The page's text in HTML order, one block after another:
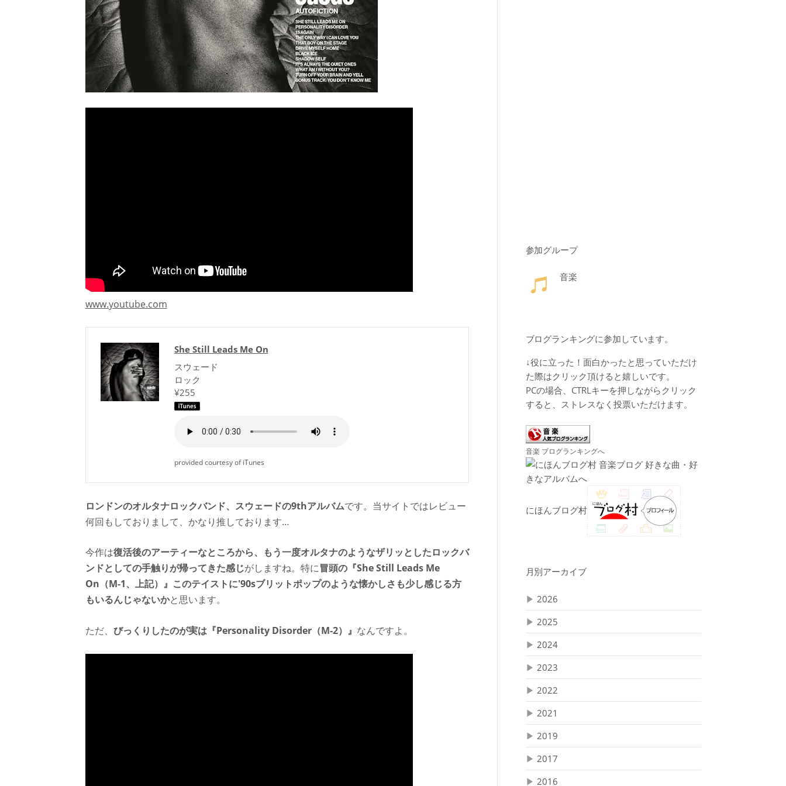
www.youtube.com
She Still Leads Me On
スウェード
ロック
¥255
provided courtesy of iTunes
ロンドンのオルタナロックバンド、スウェードの9thアルバムです。当サイトではレビュー
何回もしておりまして、かなり推しております…
今作は復活後のアーティーなところから、もう一度オルタナのようなザリッとしたロックバ
ンドとしての手触りが帰ってきた感じがしますね。特に冒頭の『She Still Leads Me
On（M-1、上記）』このテイストに'90sブリットポップのような懐かしさも少し感じる方
もいるんじゃないかと思います。
ただ、 びっくりしたのが実は『Personality Disorder（M-2）』 なんですよ。
参加グループ
音楽
ブログランキングに参加しています。
↓役に立った！面白かったと思っていただけ
た際はクリック頂けると嬉しいです。
PCの場合、CTRLキーを押しながらクリック
すると、ストレスなく投票いただけます。
音楽 ブログランキングへ
にほんブログ村
月別アーカイブ
▶ 2026
▶ 2025
▶ 2024
▶ 2023
▶ 2022
▶ 2021
▶ 2019
▶ 2017
▶ 2016